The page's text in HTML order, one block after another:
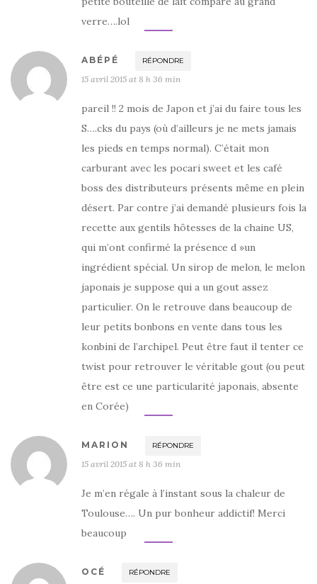
verre….lol
ABÉPÉ RÉPONDRE
15 avril 2015 at 8 h 36 min
pareil !! 2 mois de Japon et j’ai du faire tous les
S….cks du pays (où d’ailleurs je ne mets jamais
les pieds en temps normal). C’était mon
carburant avec les pocari sweet et les café
boss des distributeurs présents même en plein
désert. Par contre j’ai demandé plusieurs fois la
recette aux gentils hôtesses de la chaine US,
qui m’ont confirmé la présence d »un
ingrédient spécial. Un sirop de melon, le melon
japonais je suppose qui a un gout assez
particulier. On le retrouve dans beaucoup de
leur petits bonbons en vente dans tous les
konbini de l’archipel. Peut être faut il tenter ce
twist pour retrouver le véritable gout (ou peut
être est ce une particularité japonais, absente
en Corée)
MARION RÉPONDRE
15 avril 2015 at 8 h 36 min
Je m’en régale à l’instant sous la chaleur de
Toulouse…. Un pur bonheur addictif! Merci
beaucoup
OCÉ RÉPONDRE